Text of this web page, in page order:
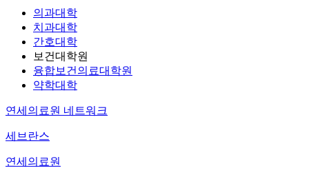
의과대학
치과대학
간호대학
보건대학원
융합보건의료대학원
약학대학
연세의료원 네트워크
세브란스
연세의료원